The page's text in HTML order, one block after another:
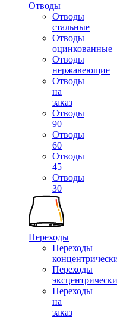
Отводы
Отводы
стальные
Отводы
оцинкованные
Отводы
нержавеющие
Отводы
на
заказ
Отводы
90
Отводы
60
Отводы
45
Отводы
30
Переходы
Переходы
Переходы
Переходы
на
заказ